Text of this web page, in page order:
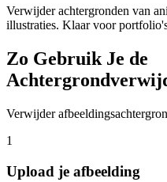
Verwijder achtergronden van
illustraties. Klaar voor
Zo Gebruik Je de
Verwijder
1
Upload je afbeelding